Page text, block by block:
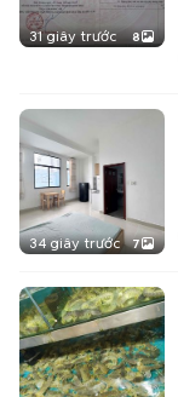
31 giây trước 8
34 giây trước 7